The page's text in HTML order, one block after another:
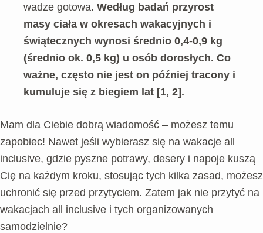
wadze gotowa. Według badań przyrost
masy ciała w okresach wakacyjnych i
świątecznych wynosi średnio 0,4-0,9 kg
(średnio ok. 0,5 kg) u osób dorosłych. Co
ważne, często nie jest on później tracony i
kumuluje się z biegiem lat [1, 2].
Mam dla Ciebie dobrą wiadomość – możesz temu
zapobiec! Nawet jeśli wybierasz się na wakacje all
inclusive, gdzie pyszne potrawy, desery i napoje kuszą
Cię na każdym kroku, stosując tych kilka zasad, możesz
uchronić się przed przytyciem. Zatem jak nie przytyć na
wakacjach all inclusive i tych organizowanych
samodzielnie?